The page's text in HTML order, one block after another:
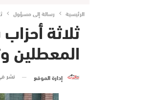
الرئيسية رسالة إلى مسؤول
ثلاثة
إدارة الموقع نشر